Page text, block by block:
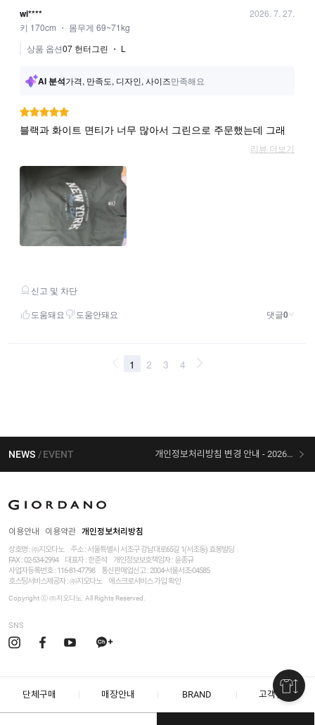
NEWS EVENT 개인정보처리방침 변경 안내 - 2026/07/30 시행
이용안내 이용약관 개인정보처리방침
상호명 : ㈜지오다노
주소 : 서울특별시 서초구 강남대로65길 1(서초동) 효봉빌딩
FAX : 02-534-2994
대표자 : 한준석 개인정보보호책임자 : 윤종규
사업자등록번호 : 116-81-47798
통신판매업신고 : 2004-서울서초-04585
호스팅서비스제공자 : ㈜지오다노
에스크로서비스 가입 확인
Copyright ⓒ ㈜지오다노. All Rights Reserved.
SNS
단체구매 매장안내 BRAND 고객센터